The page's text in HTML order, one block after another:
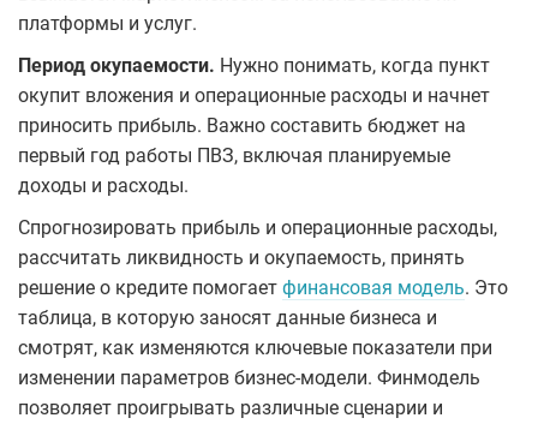
платформы и услуг.
Период окупаемости. Нужно понимать, когда пункт
окупит вложения и операционные расходы и начнет
приносить прибыль. Важно составить бюджет на
первый год работы ПВЗ, включая планируемые
доходы и расходы.
Спрогнозировать прибыль и операционные расходы,
рассчитать ликвидность и окупаемость, принять
решение о кредите помогает финансовая модель. Это
таблица, в которую заносят данные бизнеса и
смотрят, как изменяются ключевые показатели при
изменении параметров бизнес-модели. Финмодель
позволяет проигрывать различные сценарии и